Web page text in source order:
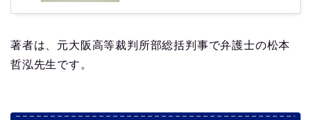
著者は、元大阪高等裁判所部総括判事で弁護士の松本
哲泓先生です。